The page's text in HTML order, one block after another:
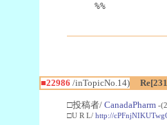
%%
■22986 /inTopicNo.14)
□投稿者/ CanadaPharm -
□U R L/ http://